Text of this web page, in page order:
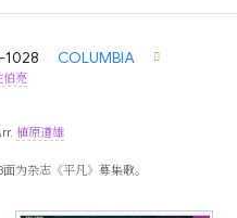
1028 COLUMBIA
伯亮
植原道雄
为杂志《平凡》募集歌。